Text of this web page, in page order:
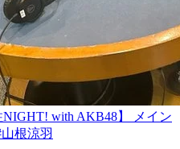
with AKB48】 メイン
根涼羽